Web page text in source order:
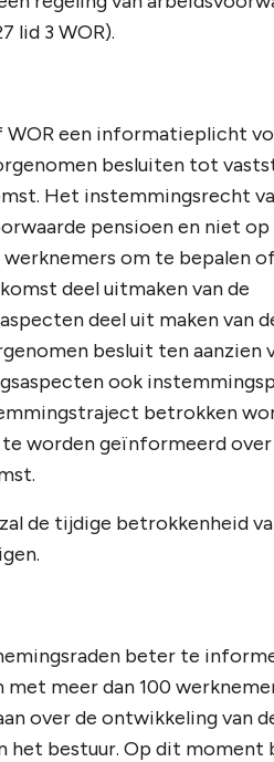
lid 3 WOR).
WOR een informatieplicht
besluiten tot
Het instemmingsrecht
pensioen en niet
om te bepalen
deel uitmaken van de
deel uit maken van
besluit ten aanzien
ook
betrokken
worden geïnformeerd
de tijdige betrokkenheid
beter te
met meer dan 100
over de ontwikkeling van
het bestuur. Op dit moment